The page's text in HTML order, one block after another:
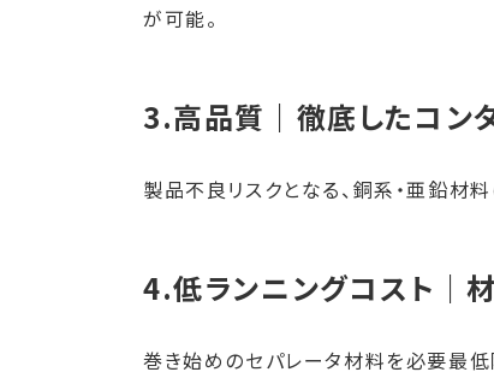
が可能。
3.高品質｜徹底したコン
製品不良リスクとなる、銅系・亜鉛材
4.低ランニングコスト｜
巻き始めのセパレータ材料を必要最低